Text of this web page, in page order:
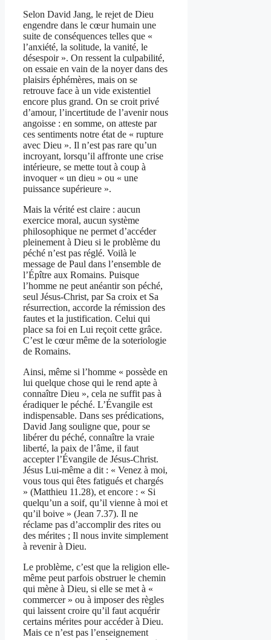
Selon David Jang, le rejet de Dieu
engendre dans le cœur humain une
suite de conséquences telles que «
l’anxiété, la solitude, la vanité, le
désespoir ». On ressent la culpabilité,
on essaie en vain de la noyer dans des
plaisirs éphémères, mais on se
retrouve face à un vide existentiel
encore plus grand. On se croit privé
d’amour, l’incertitude de l’avenir nous
angoisse : en somme, on atteste par
ces sentiments notre état de « rupture
avec Dieu ». Il n’est pas rare qu’un
incroyant, lorsqu’il affronte une crise
intérieure, se mette tout à coup à
invoquer « un dieu » ou « une
puissance supérieure ».
Mais la vérité est claire : aucun
exercice moral, aucun système
philosophique ne permet d’accéder
pleinement à Dieu si le problème du
péché n’est pas réglé. Voilà le
message de Paul dans l’ensemble de
l’Épître aux Romains. Puisque
l’homme ne peut anéantir son péché,
seul Jésus-Christ, par Sa croix et Sa
résurrection, accorde la rémission des
fautes et la justification. Celui qui
place sa foi en Lui reçoit cette grâce.
C’est le cœur même de la soteriologie
de Romains.
Ainsi, même si l’homme « possède en
lui quelque chose qui le rend apte à
connaître Dieu », cela ne suffit pas à
éradiquer le péché. L’Évangile est
indispensable. Dans ses prédications,
David Jang souligne que, pour se
libérer du péché, connaître la vraie
liberté, la paix de l’âme, il faut
accepter l’Évangile de Jésus-Christ.
Jésus Lui-même a dit : « Venez à moi,
vous tous qui êtes fatigués et chargés
» (Matthieu 11.28), et encore : « Si
quelqu’un a soif, qu’il vienne à moi et
qu’il boive » (Jean 7.37). Il ne
réclame pas d’accomplir des rites ou
des mérites ; Il nous invite simplement
à revenir à Dieu.
Le problème, c’est que la religion elle-
même peut parfois obstruer le chemin
qui mène à Dieu, si elle se met à «
commercer » ou à imposer des règles
qui laissent croire qu’il faut acquérir
certains mérites pour accéder à Dieu.
Mais ce n’est pas l’enseignement